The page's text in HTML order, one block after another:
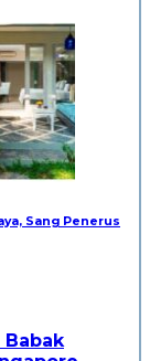
Sang Penerus